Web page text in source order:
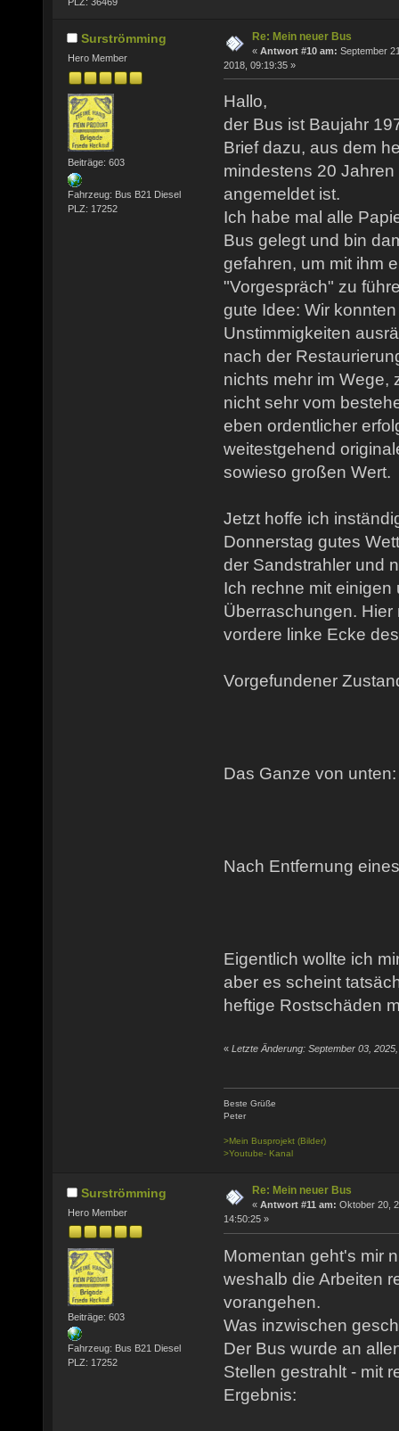
Surströmming
Hero Member
Beiträge: 603
Fahrzeug: Bus B21 Diesel
PLZ: 17252
Re: Mein neuer Bus
« Antwort #10 am: September
2018, 09:19:35 »
Hallo,
der Bus ist Baujahr
Brief dazu, aus dem
mindestens 20
angemeldet ist.
Ich habe mal alle
Bus gelegt und bin
gefahren, um mit ihm
"Vorgespräch" zu
gute Idee: Wir
Unstimmigkeiten
nach der
nichts mehr im Wege,
nicht sehr vom
eben ordentlicher
weitestgehend
sowieso großen Wert.
Jetzt hoffe ich
Donnerstag gutes
der Sandstrahler und
Ich rechne mit einigen
Überraschungen.
vordere linke Ecke
Vorgefundener
Das Ganze von unten:
Nach Entfernung
Eigentlich wollte ich
aber es scheint
heftige Rostschäden
« Letzte Änderung: September 03,
Beste Grüße
Peter
>Mein Busprojekt (Bilder)
>Youtube- Kanal
Surströmming
Hero Member
Beiträge: 603
Fahrzeug: Bus B21 Diesel
PLZ: 17252
Re: Mein neuer Bus
« Antwort #11 am: Oktober 20,
14:50:25 »
Momentan geht's mir
weshalb die Arbeiten
vorangehen.
Was inzwischen
Der Bus wurde an
Stellen gestrahlt - mit
Ergebnis: